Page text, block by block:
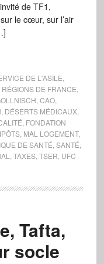
de TF1,
le cœur, sur l’air
DE L'ASILE
DE FRANCE
CAO,
DÉSERTS MÉDICAUX,
FONDATION
, MAL LOGEMENT,
DE SANTÉ SANTÉ
TAXES, TSER UFC
Tafta,
socle